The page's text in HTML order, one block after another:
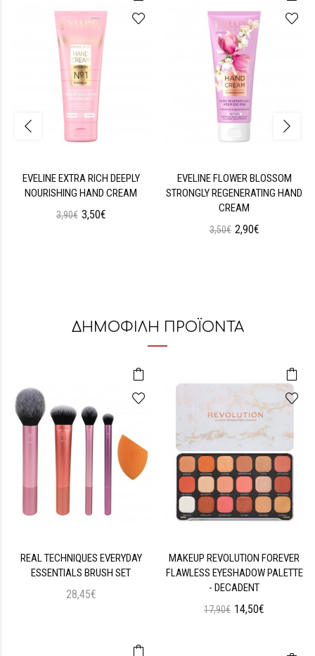
EVELINE EXTRA RICH DEEPLY
NOURISHING HAND CREAM
3,90€ 3,50€
EVELINE FLOWER BLOSSOM
STRONGLY REGENERATING HAND
CREAM
3,50€ 2,90€
ΔΗΜΟΦΙΛΗ ΠΡΟΪΟΝΤΑ
REAL TECHNIQUES EVERYDAY
ESSENTIALS BRUSH SET
28,45€
MAKEUP REVOLUTION FOREVER
FLAWLESS EYESHADOW PALETTE
- DECADENT
17,90€ 14,50€